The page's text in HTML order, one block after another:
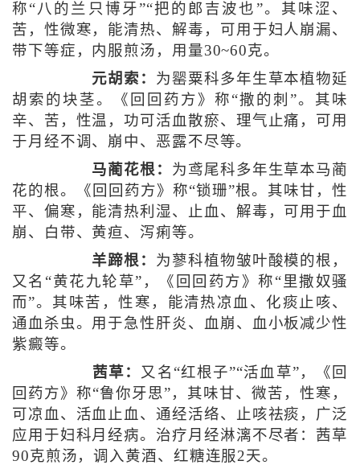
称“八的兰只博牙”“把的郎吉波也”。其味涩、
苦，性微寒，能清热、解毒，可用于妇人崩漏、
带下等症，内服煎汤，用量30~60克。
元胡索： 为罂粟科多年生草本植物延
胡索的块茎。《回回药方》称“撒的刺”。其味
辛、苦，性温，功可活血散瘀、理气止痛，可用
于月经不调、崩中、恶露不尽等。
马蔺花根： 为鸢尾科多年生草本马蔺
花的根。《回回药方》称“锁珊”根。其味甘，性
平、偏寒，能清热利湿、止血、解毒，可用于血
崩、白带、黄疸、泻痢等。
羊蹄根： 为蓼科植物皱叶酸模的根，
又名“黄花九轮草”，《回回药方》称“里撒奴骚
而”。其味苦，性寒，能清热凉血、化痰止咳、
通血杀虫。用于急性肝炎、血崩、血小板减少性
紫癜等。
茜草： 又名“红根子”“活血草”，《回
回药方》称“鲁你牙思”，其味甘、微苦，性寒，
可凉血、活血止血、通经活络、止咳祛痰，广泛
应用于妇科月经病。治疗月经淋漓不尽者：茜草
90克煎汤，调入黄酒、红糖连服2天。